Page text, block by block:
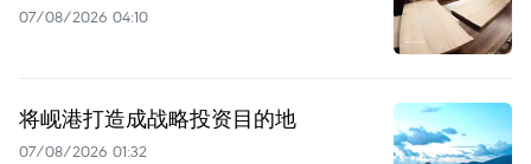
07/08/2026 04:10
将岘港打造成战略投资目的地
07/08/2026 01:32